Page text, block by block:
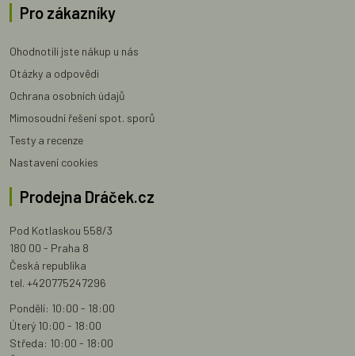
Pro zákazníky
Ohodnotili jste nákup u nás
Otázky a odpovědi
Ochrana osobních údajů
Mimosoudní řešení spot. sporů
Testy a recenze
Nastavení cookies
Prodejna Dráček.cz
Pod Kotlaskou 558/3
180 00 - Praha 8
Česká republika
tel. +420775247296
Pondělí: 10:00 - 18:00
Úterý 10:00 - 18:00
Středa: 10:00 - 18:00